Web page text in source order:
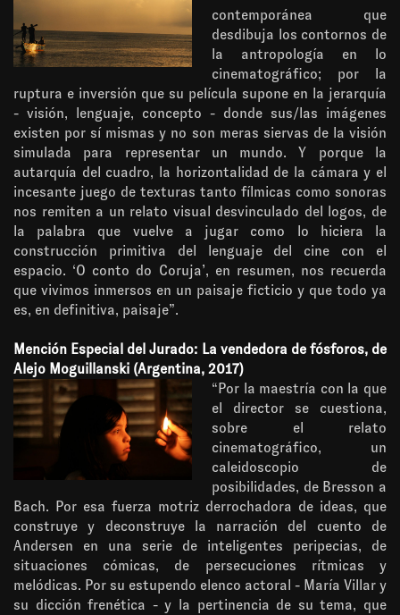
contemporánea que
desdibuja los contornos de
la antropología en lo
cinematográfico; por la
ruptura e inversión que su película supone en la jerarquía
- visión, lenguaje, concepto - donde sus/las imágenes
existen por sí mismas y no son meras siervas de la visión
simulada para representar un mundo. Y porque la
autarquía del cuadro, la horizontalidad de la cámara y el
incesante juego de texturas tanto fílmicas como sonoras
nos remiten a un relato visual desvinculado del logos, de
la palabra que vuelve a jugar como lo hiciera la
construcción primitiva del lenguaje del cine con el
espacio. ‘O conto do Coruja’, en resumen, nos recuerda
que vivimos inmersos en un paisaje ficticio y que todo ya
es, en definitiva, paisaje”.
Mención Especial del Jurado: La vendedora de fósforos, de
Alejo Moguillanski (Argentina, 2017)
“Por la maestría con la que
el director se cuestiona,
sobre el relato
cinematográfico, un
caleidoscopio de
posibilidades, de Bresson a
Bach. Por esa fuerza motriz derrochadora de ideas, que
construye y deconstruye la narración del cuento de
Andersen en una serie de inteligentes peripecias, de
situaciones cómicas, de persecuciones rítmicas y
melódicas. Por su estupendo elenco actoral - María Villar y
su dicción frenética - y la pertinencia de su tema, que